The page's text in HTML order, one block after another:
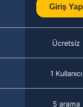
Giriş Yap
Ücretsiz
1 Kullanıcı
5 arama